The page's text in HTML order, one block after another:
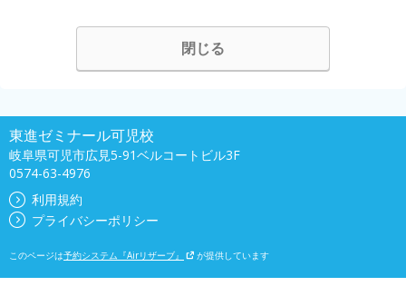
閉じる
東進ゼミナール可児校
岐阜県可児市広見5-91ベルコートビル3F
0574-63-4976
利用規約
プライバシーポリシー
このページは予約システム『Airリザーブ』 が提供しています